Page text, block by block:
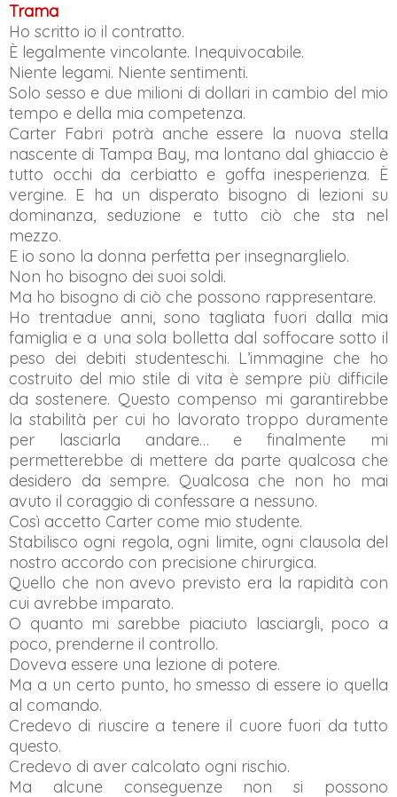
Trama
Ho scritto io il contratto.
È legalmente vincolante. Inequivocabile.
Niente legami. Niente sentimenti.
Solo sesso e due milioni di dollari in cambio del mio
tempo e della mia competenza.
Carter Fabri potrà anche essere la nuova stella
nascente di Tampa Bay, ma lontano dal ghiaccio è
tutto occhi da cerbiatto e goffa inesperienza. È
vergine. E ha un disperato bisogno di lezioni su
dominanza, seduzione e tutto ciò che sta nel
mezzo.
E io sono la donna perfetta per insegnarglielo.
Non ho bisogno dei suoi soldi.
Ma ho bisogno di ciò che possono rappresentare.
Ho trentadue anni, sono tagliata fuori dalla mia
famiglia e a una sola bolletta dal soffocare sotto il
peso dei debiti studenteschi. L’immagine che ho
costruito del mio stile di vita è sempre più difficile
da sostenere. Questo compenso mi garantirebbe
la stabilità per cui ho lavorato troppo duramente
per lasciarla andare… e finalmente mi
permetterebbe di mettere da parte qualcosa che
desidero da sempre. Qualcosa che non ho mai
avuto il coraggio di confessare a nessuno.
Così accetto Carter come mio studente.
Stabilisco ogni regola, ogni limite, ogni clausola del
nostro accordo con precisione chirurgica.
Quello che non avevo previsto era la rapidità con
cui avrebbe imparato.
O quanto mi sarebbe piaciuto lasciargli, poco a
poco, prenderne il controllo.
Doveva essere una lezione di potere.
Ma a un certo punto, ho smesso di essere io quella
al comando.
Credevo di riuscire a tenere il cuore fuori da tutto
questo.
Credevo di aver calcolato ogni rischio.
Ma alcune conseguenze non si possono